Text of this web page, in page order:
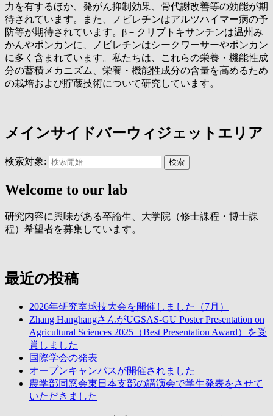
力を有するほか、発がん抑制効果、骨代謝改善等の効能が期
待されています。また、ノビレチンはアルツハイマー病の予
防等が期待されています。β－クリプトキサンチンは温州み
かんやポンカンに、ノビレチンはシークワーサーやポンカン
に多く含まれています。私たちは、これらの栄養・機能性成
分の蓄積メカニズム、栄養・機能性成分の含量を高めるため
の栽培および貯蔵技術について研究しています。
メインサイドバーウィジェットエリア
検索対象: 検索
Welcome to our lab
研究内容に興味がある卒論生、大学院（修士課程・博士課
程）希望者を募集しています。
最近の投稿
2026年研究室球技大会を開催しました（7月）
Zhang HanghangさんがUGSAS-GU Poster Presentation on
Agricultural Sciences 2025（Best Presentation Award）を受
賞しました
国際学会の発表
オープンキャンパスが開催されました
農学部同窓会東日本支部の講演会で学生発表をさせて
いただきました